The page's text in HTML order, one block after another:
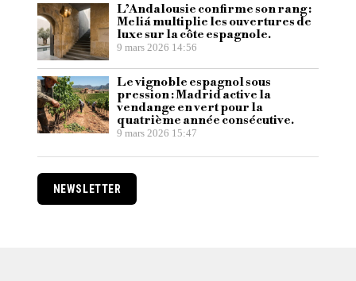
L’Andalousie confirme son rang :
Meliá multiplie les ouvertures de
luxe sur la côte espagnole.
9 mars 2026 14:56
Le vignoble espagnol sous
pression : Madrid active la
vendange en vert pour la
quatrième année consécutive.
9 mars 2026 15:47
NEWSLETTER